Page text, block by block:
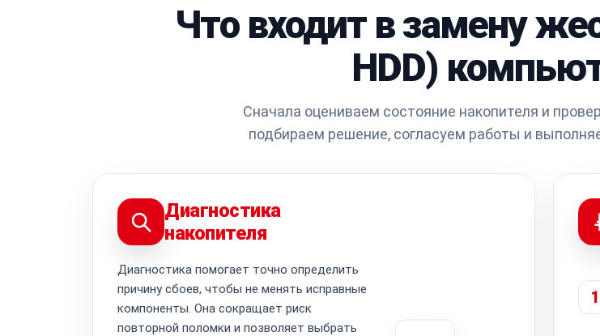
Что входит в замену
HDD)
Сначала оцениваем состояние накопителя и
подбираем решение, согласуем работы и
Диагностика
накопителя
Диагностика помогает точно определить
причину сбоев, чтобы не менять исправные
компоненты. Она сокращает риск
повторной поломки и позволяет выбрать
1